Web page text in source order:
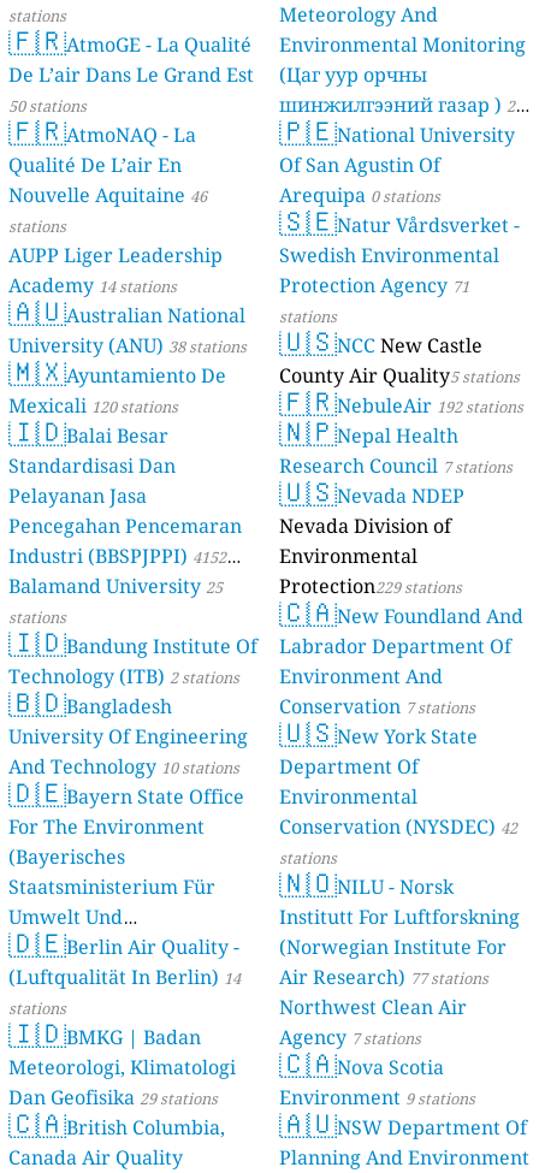
stations
🇫🇷AtmoGE - La Qualité
De L’air Dans Le Grand Est
50 stations
🇫🇷AtmoNAQ - La
Qualité De L’air En
Nouvelle Aquitaine 46
stations
AUPP Liger Leadership
Academy 14 stations
🇦🇺Australian National
University (ANU) 38 stations
🇲🇽Ayuntamiento De
Mexicali 120 stations
🇮🇩Balai Besar
Standardisasi Dan
Pelayanan Jasa
Pencegahan Pencemaran
Industri (BBSPJPPI) 4152
stations
Balamand University25
stations
🇮🇩Bandung Institute Of
Technology (ITB) 2 stations
🇧🇩Bangladesh
University Of Engineering
And Technology 10 stations
🇩🇪Bayern State Office
For The Environment
(Bayerisches
Staatsministerium Für
Umwelt Und
Verbraucherschutz) - LfU
46 stations
🇩🇪Berlin Air Quality -
(Luftqualität In Berlin) 14
stations
🇮🇩BMKG | Badan
Meteorologi, Klimatologi
Dan Geofisika 29 stations
🇨🇦British Columbia,
Canada Air Quality
Meteorology And
Environmental Monitoring
(Цаг уур орчны
шинжилгээний газар ) 21
stations
🇵🇪National University
Of San Agustin Of
Arequipa 0 stations
🇸🇪Natur Vårdsverket -
Swedish Environmental
Protection Agency 71
stations
🇺🇸NCCNew Castle
County Air Quality5 stations
🇫🇷NebuleAir 192 stations
🇳🇵Nepal Health
Research Council 7 stations
🇺🇸Nevada NDEP
Nevada Division of
Environmental
Protection229 stations
🇨🇦New Foundland And
Labrador Department Of
Environment And
Conservation 7 stations
🇺🇸New York State
Department Of
Environmental
Conservation (NYSDEC) 42
stations
🇳🇴NILU - Norsk
Institutt For Luftforskning
(Norwegian Institute For
Air Research) 77 stations
Northwest Clean Air
Agency 7 stations
🇨🇦Nova Scotia
Environment 9 stations
🇦🇺NSW Department Of
Planning And Environment